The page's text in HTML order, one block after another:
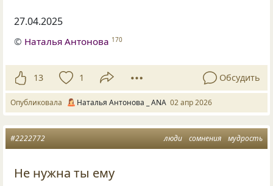
27.04.2025
© Наталья Антонова 170
13 1 Обсудить
Опубликовала Наталья Антонова _ ANA 02 апр 2026
люди сомнения мудрость
#2222772
Не нужна ты ему